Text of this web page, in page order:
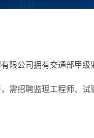
限公司拥有交通部甲
需招聘监理工程师、